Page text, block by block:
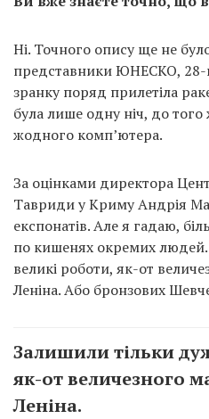
Ні. Точного опису ще не
представники ЮНЕСКО, 28-
зранку поряд прилетіла
була лише одну ніч, до
жодного комп’ютера.
За оцінками директора
Тавриди у Криму Андрія
експонатів. Але я гадаю,
по кишенях окремих
великі роботи, як-от
Леніна. Або бронзових
Залишили тільки
як-от величезного
Леніна.